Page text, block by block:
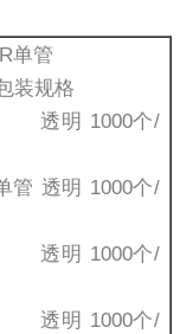
单管
规格
透明 1000个/
管 透明 1000个/
透明 1000个/
透明 1000个/